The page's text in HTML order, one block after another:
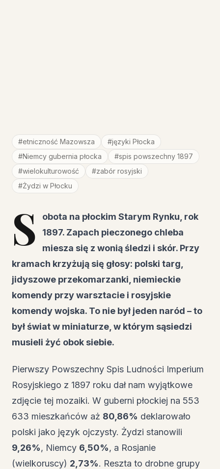
#etniczność Mazowsza #języki Płocka
#Niemcy gubernia płocka #spis powszechny 1897
#wielokulturowość #zabór rosyjski
#Żydzi w Płocku
S
obota na płockim Starym Rynku, rok
1897. Zapach pieczonego chleba
miesza się z wonią śledzi i skór. Przy
kramach krzyżują się głosy: polski targ,
jidyszowe przekomarzanki, niemieckie
komendy przy warsztacie i rosyjskie
komendy wojska. To nie był jeden naród – to
był świat w miniaturze, w którym sąsiedzi
musieli żyć obok siebie.
Pierwszy Powszechny Spis Ludności Imperium
Rosyjskiego z 1897 roku dał nam wyjątkowe
zdjęcie tej mozaiki. W guberni płockiej na 553
633 mieszkańców aż 80,86% deklarowało
polski jako język ojczysty. Żydzi stanowili
9,26%, Niemcy 6,50%, a Rosjanie
(wielkoruscy) 2,73%. Reszta to drobne grupy